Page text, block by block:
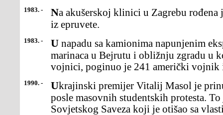
1983. - Na akušerskoj klinici u Zagrebu rođena je prva jugoslovenska beba
iz epruvete.
1983. - U napadu sa kamionima napunjenim eksplozivom na štab američkih
marinaca u Bejrutu i obližnju zgradu u
vojnici, poginuo je 241 američki
1990. - Ukrajinski premijer Vitalij Masol je prinuđen da podnese ostavku
posle masovnih studentskih protesta.
Sovjetskog Saveza koji je otišao sa